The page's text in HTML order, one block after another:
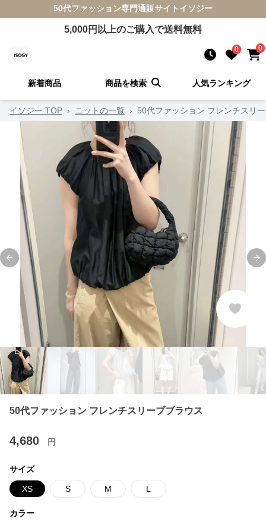
50代ファッション専門通販サイト イソジー
5,000円以上のご購入で送料無料
0 0
新着商品 商品を検索 人気ランキング
イソジー TOP › ニットの一覧 › 50代ファッション フレンチスリ
Previous slide
50代ファッション フレンチスリーブブラウス
4,680 円
サイズ
XS S M L
カラー